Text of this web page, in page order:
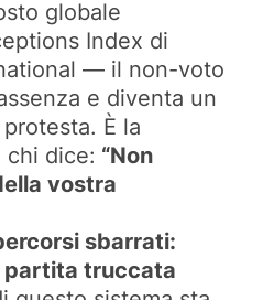
globale
Index di
— il non-voto
e diventa un
È la
chi dice: “Non
vostra
sbarrati:
partita truccata